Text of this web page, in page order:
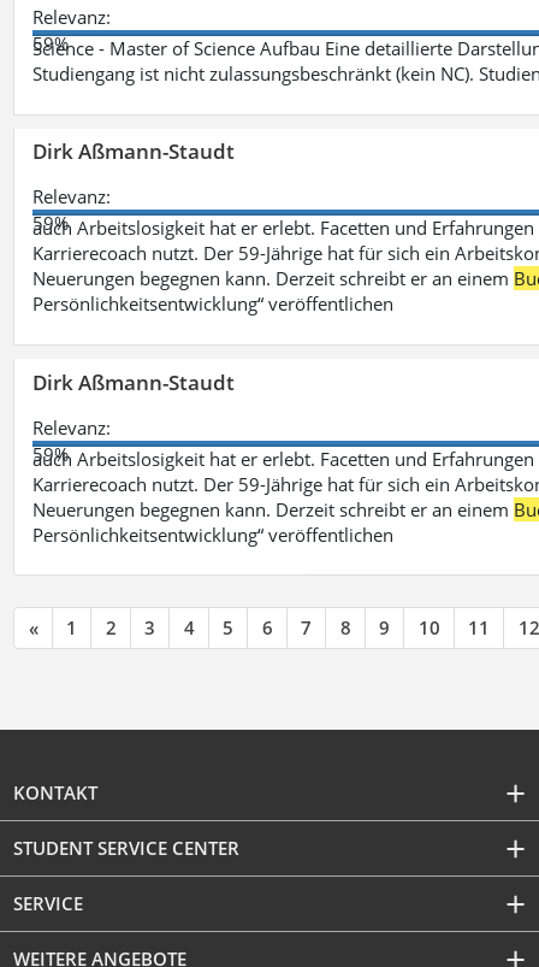
Relevanz:
59%
Science - Master of Science Aufbau Eine detaillierte
Studiengang ist nicht zulassungsbeschränkt (kein NC).
Dirk Aßmann-Staudt
Relevanz:
59%
auch Arbeitslosigkeit hat er erlebt. Facetten und
Karrierecoach nutzt. Der 59-Jährige hat für sich ein
Neuerungen begegnen kann. Derzeit schreibt er an einem
Persönlichkeitsentwicklung“ veröffentlichen
Dirk Aßmann-Staudt
Relevanz:
59%
auch Arbeitslosigkeit hat er erlebt. Facetten und
Karrierecoach nutzt. Der 59-Jährige hat für sich ein
Neuerungen begegnen kann. Derzeit schreibt er an einem
Persönlichkeitsentwicklung“ veröffentlichen
« 1 2 3 4 5 6 7 8 9 10 11 12
KONTAKT
STUDENT SERVICE CENTER
SERVICE
WEITERE ANGEBOTE